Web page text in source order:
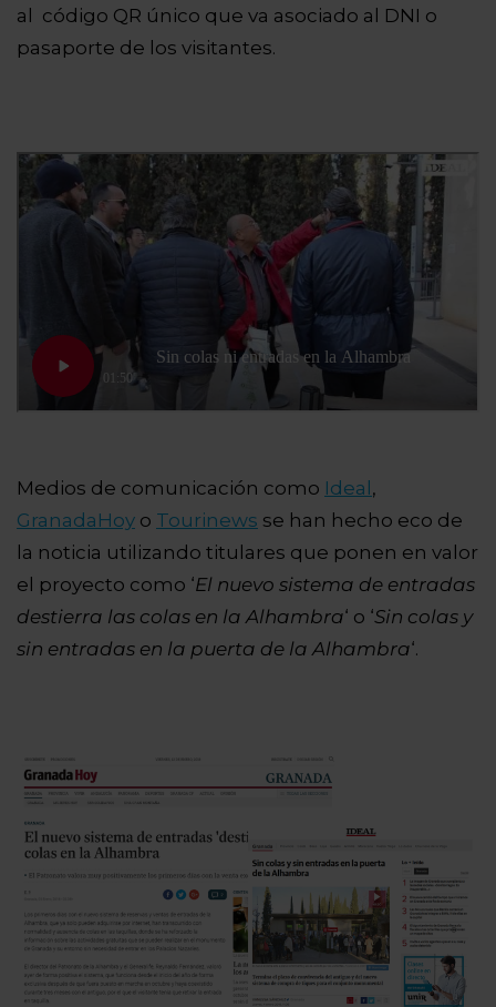
al código QR único que va asociado al DNI o
pasaporte de los visitantes.
Medios de comunicación como Ideal ,
GranadaHoy o Tourinews se han hecho eco de
la noticia utilizando titulares que ponen en valor
el proyecto como ‘El nuevo sistema de entradas
destierra las colas en la Alhambra‘ o ‘Sin colas y
sin entradas en la puerta de la Alhambra‘.